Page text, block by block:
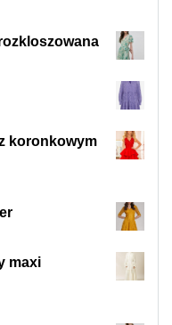
koronkowym
maxi